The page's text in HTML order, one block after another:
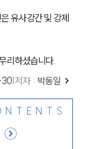
유사강간 및 강제
리하셨습니다.
저자 : 박동일